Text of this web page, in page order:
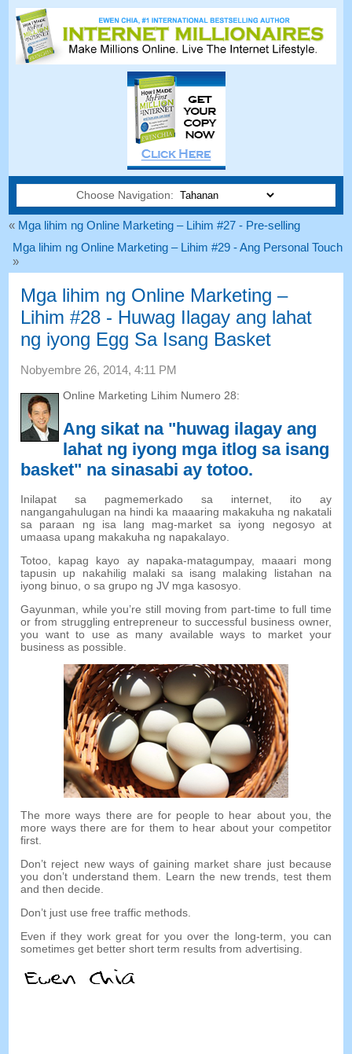
Choose Navigation:
« Mga lihim ng Online Marketing – Lihim #27 - Pre-selling
Mga lihim ng Online Marketing – Lihim #29 - Ang Personal Touch
»
Mga lihim ng Online Marketing –
Lihim #28 - Huwag Ilagay ang lahat
ng iyong Egg Sa Isang Basket
Nobyembre 26, 2014, 4:11 PM
Online Marketing Lihim Numero 28:
Ang sikat na "huwag ilagay ang
lahat ng iyong mga itlog sa isang
basket" na sinasabi ay totoo.
Inilapat sa pagmemerkado sa internet, ito ay
nangangahulugan na hindi ka maaaring makakuha ng nakatali
sa paraan ng isa lang mag-market sa iyong negosyo at
umaasa upang makakuha ng napakalayo.
Totoo, kapag kayo ay napaka-matagumpay, maaari mong
tapusin up nakahilig malaki sa isang malaking listahan na
iyong binuo, o sa grupo ng JV mga kasosyo.
Gayunman, while you’re still moving from part-time to full time
or from struggling entrepreneur to successful business owner,
you want to use as many available ways to market your
business as possible.
The more ways there are for people to hear about you, the
more ways there are for them to hear about your competitor
first.
Don’t reject new ways of gaining market share just because
you don’t understand them. Learn the new trends,test them
and then decide.
Don’t just use free traffic methods.
Even if they work great for you over the long-term, you can
sometimes get better short term results from advertising.